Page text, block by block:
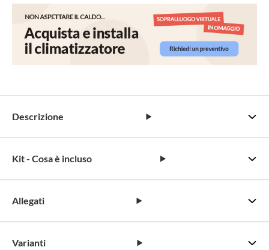
Descrizione
Kit - Cosa è incluso
Allegati
Varianti